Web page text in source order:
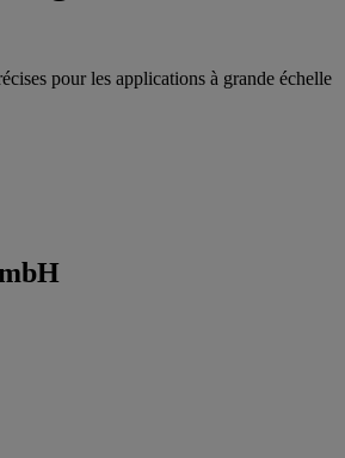
pour les applications à grande échelle